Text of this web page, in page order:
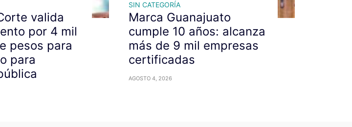
valida
por 4 mil
pesos para
para
SIN CATEGORÍA
Marca Guanajuato
cumple 10 años: alcanza
más de 9 mil empresas
certificadas
AGOSTO 4, 2026